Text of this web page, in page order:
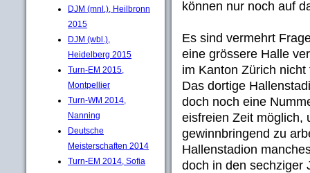
DJM (mnl.), Heilbronn
2015
DJM (wbl.),
Heidelberg 2015
Turn-EM 2015,
Montpellier
Turn-WM 2014,
Nanning
Deutsche
Meisterschaften 2014
Turn-EM 2014, Sofia
können nur noch auf
Es sind vermehrt
eine grössere Halle
im Kanton Zürich
Das dortige
doch noch eine
eisfreien Zeit möglich,
gewinnbringend zu
Hallenstadion
doch in den sechziger